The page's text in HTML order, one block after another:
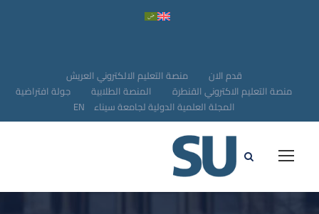
قدم الان
منصة التعليم الالكتروني العريش
منصة التعليم الاكتروني القنطرة
المنصة الطلابية
جولة افتراضية
المجلة العلمية الدولية لجامعة سيناء EN